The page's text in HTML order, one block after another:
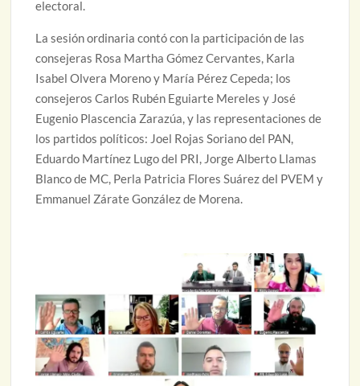
electoral.
La sesión ordinaria contó con la participación de las
consejeras Rosa Martha Gómez Cervantes, Karla
Isabel Olvera Moreno y María Pérez Cepeda; los
consejeros Carlos Rubén Eguiarte Mereles y José
Eugenio Plascencia Zarazúa, y las representaciones de
los partidos políticos: Joel Rojas Soriano del PAN,
Eduardo Martínez Lugo del PRI, Jorge Alberto Llamas
Blanco de MC, Perla Patricia Flores Suárez del PVEM y
Emmanuel Zárate González de Morena.